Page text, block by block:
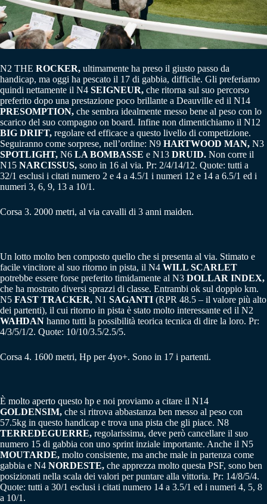
N2 THE ROCKER, ultimamente ha preso il giusto passo da
handicap, ma oggi ha pescato il 17 di gabbia, difficile. Gli preferiamo
quindi nettamente il N4 SEIGNEUR, che ritorna sul suo percorso
preferito dopo una prestazione poco brillante a Deauville ed il N14
PRESOMPTION, che sembra idealmente messo bene al peso con lo
scarico del suo compagno on board. Infine non dimentichiamo il N12
BIG DRIFT, regolare ed efficace a questo livello di competizione.
Seguiranno come sorprese, nell’ordine: N9 HARTWOOD MAN, N3
SPOTLIGHT, N6 LA BOMBASSE e N13 DRUID. Non corre il
N15 NARCISSUS, sono in 16 al via. Pr: 2/4/14/12. Quote: tutti a
32/1 esclusi i citati numero 2 e 4 a 4.5/1 i numeri 12 e 14 a 6.5/1 ed i
numeri 3, 6, 9, 13 a 10/1.
Corsa 3. 2000 metri, al via cavalli di 3 anni maiden.
Un lotto molto ben composto quello che si presenta al via. Stimato e
facile vincitore al suo ritorno in pista, il N4 WILL SCARLET
potrebbe essere forse preferito timidamente al N3 DOLLAR INDEX,
che ha mostrato diversi sprazzi di classe. Entrambi ok sul doppio km.
N5 FAST TRACKER, N1 SAGANTI (RPR 48.5 – il valore più alto
dei partenti), il cui ritorno in pista è stato molto interessante ed il N2
WAHDAN hanno tutti la possibilità teorica tecnica di dire la loro. Pr:
4/3/5/1/2. Quote: 10/10/3.5/2.5/5.
Corsa 4. 1600 metri, Hp per 4yo+. Sono in 17 i partenti.
È molto aperto questo hp e noi proviamo a citare il N14
GOLDENSIM, che si ritrova abbastanza ben messo al peso con
57.5kg in questo handicap e trova una pista che gli piace. N8
TERREDEGUERRE, regolarissima, deve però cancellare il suo
numero 15 di gabbia con uno sprint inziale importante. Anche il N5
MOUTARDE, molto consistente, ma anche male in partenza come
gabbia e N4 NORDESTE, che apprezza molto questa PSF, sono ben
posizionati nella scala dei valori per puntare alla vittoria. Pr: 14/8/5/4.
Quote: tutti a 30/1 esclusi i citati numero 14 a 3.5/1 ed i numeri 4, 5, 8
a 10/1.